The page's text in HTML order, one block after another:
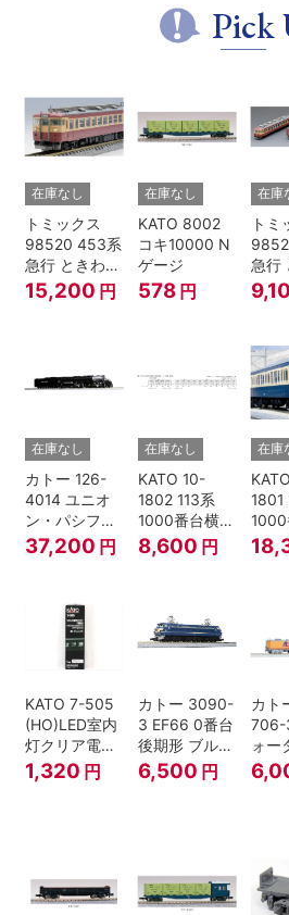
Pick
在庫なし
トミックス
98520 453系
急行 ときわ
基本4両セッ
ト Nゲージ
15,200 円
在庫なし
KATO 8002
コキ10000 N
ゲージ
578 円
在庫
トミ
急行
増結
在庫なし
カトー 126-
4014 ユニオ
ン・パシフィ
ック鉄道 ビッ
グボーイ＃
37,200 円
在庫なし
KATO 10-
1802 113系
1000番台横須
賀・総武快速
線 増結4両セ
8,600 円
在庫
1801
1000
賀・
線
KATO 7-505
(HO)LED室内
灯クリア電球
色
1,320 円
カトー 3090-
3 EF66 0番台
後期形 ブルー
トレイン牽引
機
6,500 円
カト
706-
ォー
ダー